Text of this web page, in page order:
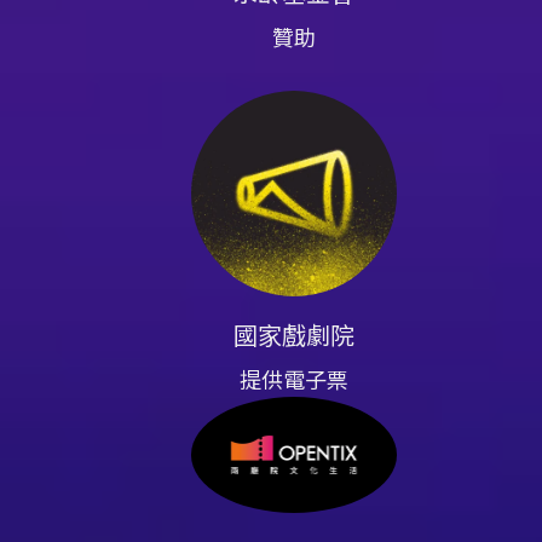
或展示高難度技巧時，現場的
事相關藝術工作的觀眾，Gala
價涵蓋多個票級，票價區間從
完成取票與入座。演出同步錄
將另行公告。總之，對於期望
是每年舞蹈季節中不可錯過的重
注意事項
購票與取票 - 網路購票：可使
抵方可適用。 - 分銷點購買：
電腦自動選位，每筆訂單最多
式請依結帳頁面顯示為準，取
享5折，入場時請出示身心障礙
席、陪同席、有購買張數或次
注意事項 - 退票期限：最遲須在
退票，需先退票後重新購買。
現金購票者，請依系統指示上
ATM轉帳或現金付款之退票款
化幣與點數（依規定處理），
贊助
國家戲劇院
提供電子票